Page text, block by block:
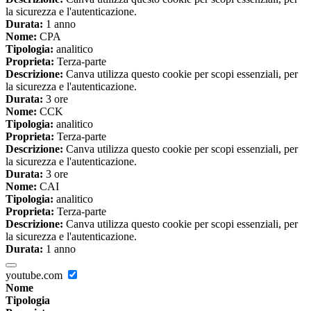
la sicurezza e l'autenticazione.
Durata: 1 anno
Nome: CPA
Tipologia: analitico
Proprieta: Terza-parte
Descrizione: Canva utilizza questo cookie per scopi essenziali, per
la sicurezza e l'autenticazione.
Durata: 3 ore
Nome: CCK
Tipologia: analitico
Proprieta: Terza-parte
Descrizione: Canva utilizza questo cookie per scopi essenziali, per
la sicurezza e l'autenticazione.
Durata: 3 ore
Nome: CAI
Tipologia: analitico
Proprieta: Terza-parte
Descrizione: Canva utilizza questo cookie per scopi essenziali, per
la sicurezza e l'autenticazione.
Durata: 1 anno
youtube.com
Nome
Tipologia